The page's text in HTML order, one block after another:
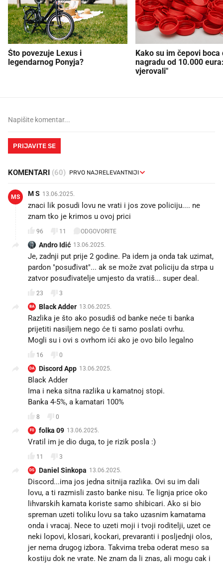
Što povezuje Lexus i
legendarnog Ponyja?
Kako su im čepovi boca
nagradu od 10.000
vjerovali"
PRIJAVITE SE
KOMENTARI (60)
MS M S 13.06.2025.
znaci lik posudi lovu ne vrati i jos zove policiju.... ne
znam tko je krimos u ovoj prici
96 11 ODGOVORITE
Andro Idić 13.06.2025.
Je, zadnji put prije 2 godine. Pa idem ja onda tak uzimat,
pardon "posuđivat"... ak se može zvat policiju da strpa u
zatvor posuđivatelje umjesto da vratiš... super deal.
23 3
BA Black Adder 13.06.2025.
Razlika je što ako posudiš od banke neće ti banka
prijetiti nasiljem nego će ti samo poslati ovrhu.
Mogli su i ovi s ovrhom ići ako je ovo bilo legalno
16 0
DA Discord App 13.06.2025.
Black Adder
Ima i neka sitna razlika u kamatnoj stopi.
Banka 4-5%, a kamatari 100%
8 0
F0 folka 09 13.06.2025.
Vratil im je dio duga, to je rizik posla :)
11 3
DS Daniel Sinkopa 13.06.2025.
Discord...ima jos jedna sitnija razlika. Ovi su im dali
lovu, a ti razmisli zasto banke nisu. Te lignja price oko
lihvarskih kamata koriste samo shibicari. Ako si bio
spreman uzeti toliku lovu sa tako uzasnim kamatama
onda i vracaj. Nece to uzeti moji i tvoji roditelji, uzet ce
neki lopovi, klosari, kockari, prevaranti i posljednji olos,
jer nema drugog izbora. Takvima treba oderat meso sa
kostiju dok ne vrate. Ne znam da li znas, ali mogu cak i